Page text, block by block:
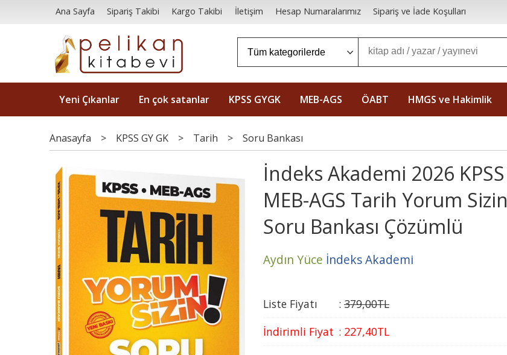
Ana Sayfa Sipariş Takibi Kargo Takibi İletişim Hesap Numaralarımız Sipariş ve İade Koşulları
Yeni Çıkanlar En çok satanlar KPSS GYGK MEB-AGS ÖABT HMGS ve Hakimlik
Anasayfa > KPSS GY GK > Tarih > Soru Bankası
İndeks Akademi 2026 KPSS
MEB-AGS Tarih Yorum Sizin
Soru Bankası Çözümlü
Aydın Yüce İndeks Akademi
Liste Fiyatı : 379,00TL
İndirimli Fiyat : 227,40TL